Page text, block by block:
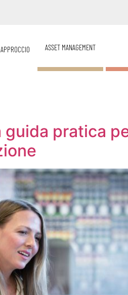
APPROCCIO ASSET MANAGEMENT
guida pratica